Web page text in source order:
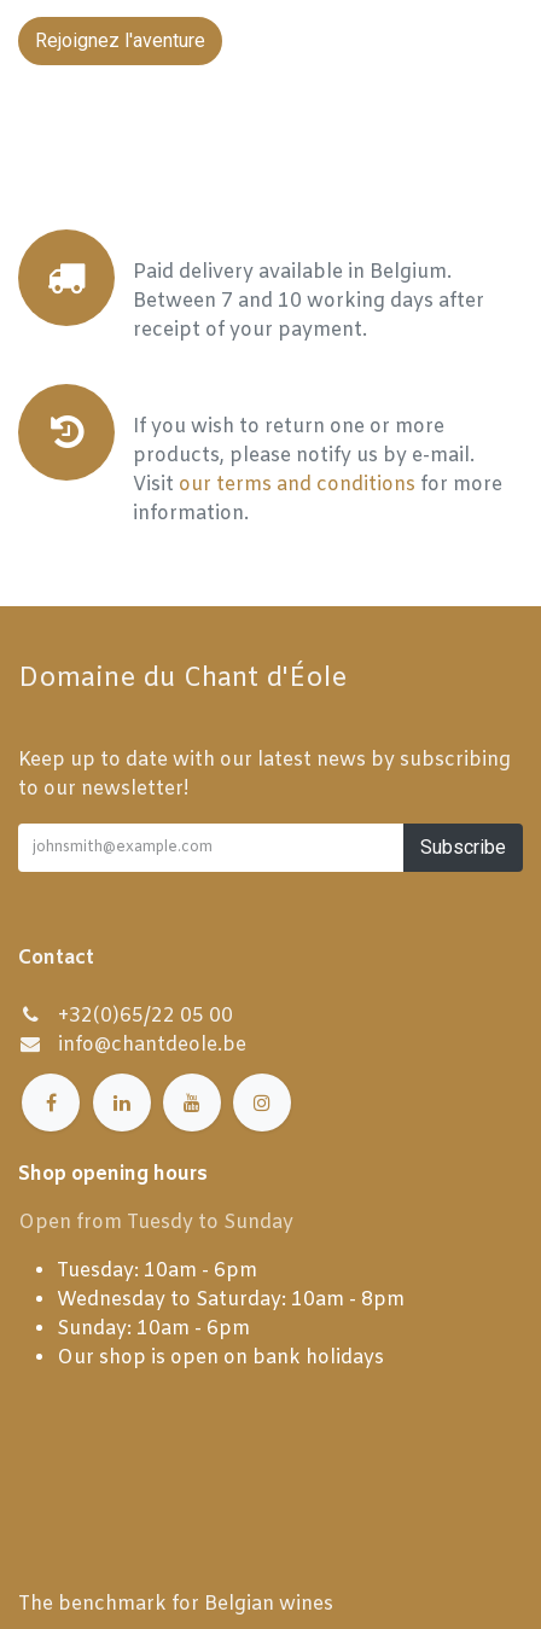
Rejoignez l'aventure
Paid delivery available in Belgium.
Between 7 and 10 working days after
receipt of your payment.
If you wish to return one or more
products, please notify us by e-mail.
Visit our terms and conditions for more
information.
Domaine du Chant d'Éole
Keep up to date with our latest news by subscribing
to our newsletter!
Subscribe
Contact
+32(0)65/22 05 00
info@chantdeole.be
Shop opening hours
Open from Tuesdy to Sunday
Tuesday: 10am - 6pm
Wednesday to Saturday: 10am - 8pm
Sunday: 10am - 6pm
Our shop is open on bank holidays
The benchmark for Belgian wines